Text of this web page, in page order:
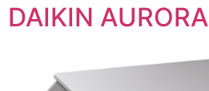
DAIKIN AURORA